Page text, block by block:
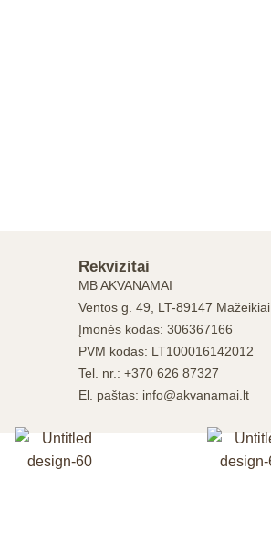
Rekvizitai
MB AKVANAMAI
Ventos g. 49, LT-89147 Mažeikiai
Įmonės kodas: 306367166
PVM kodas: LT100016142012
Tel. nr.: +370 626 87327
El. paštas: info@akvanamai.lt